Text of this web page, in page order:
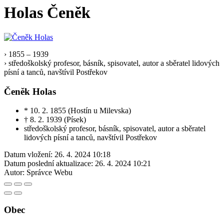
Holas Čeněk
› 1855 – 1939
› středoškolský profesor, básník, spisovatel, autor a sběratel lidových
písní a tanců, navštívil Postřekov
Čeněk Holas
* 10. 2. 1855 (Hostín u Milevska)
† 8. 2. 1939 (Písek)
středoškolský profesor, básník, spisovatel, autor a sběratel
lidových písní a tanců, navštívil Postřekov
Datum vložení: 26. 4. 2024 10:18
Datum poslední aktualizace: 26. 4. 2024 10:21
Autor: Správce Webu
Obec